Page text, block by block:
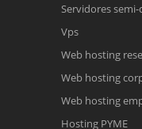
Reunión online
Servidores
Vps
Web hosting
Web hosting
Web hosting
Hosting PYME